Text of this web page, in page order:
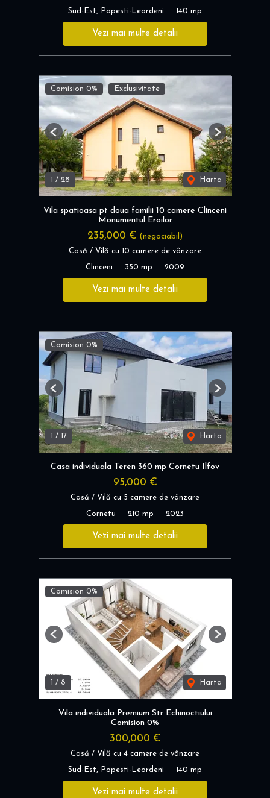
Sud-Est, Popesti-Leordeni 140 mp
Vezi mai multe detalii
Comision 0% Exclusivitate
/ 28 Harta
Previous Next
Vila spatioasa pt doua familii 10 camere Clinceni
Monumentul Eroilor
235,000 € (negociabil)
Casă / Vilă cu 10 camere de vânzare
Clinceni 350 mp 2009
Vezi mai multe detalii
Comision 0%
1 / 17 Harta
Previous Next
Casa individuala Teren 360 mp Cornetu Ilfov
95,000 €
Casă / Vilă cu 5 camere de vânzare
Cornetu 210 mp 2023
Vezi mai multe detalii
Comision 0%
1 / 8 Harta
Previous Next
Vila individuala Premium Str Echinoctiului
Comision 0%
300,000 €
Casă / Vilă cu 4 camere de vânzare
Sud-Est, Popesti-Leordeni 140 mp
Vezi mai multe detalii